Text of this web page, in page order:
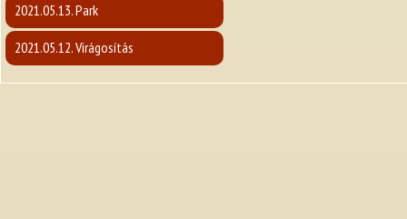
2021.05.13. Park
2021.05.12. Virágosítás